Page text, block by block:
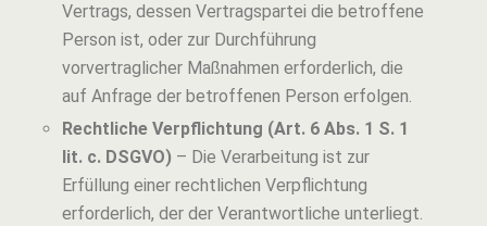
Vertrags, dessen Vertragspartei die betroffene
Person ist, oder zur Durchführung
vorvertraglicher Maßnahmen erforderlich, die
auf Anfrage der betroffenen Person erfolgen.
Rechtliche Verpflichtung (Art. 6 Abs. 1 S. 1
lit. c. DSGVO)– Die Verarbeitung ist zur
Erfüllung einer rechtlichen Verpflichtung
erforderlich, der der Verantwortliche unterliegt.